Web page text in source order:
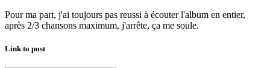
Pour ma part, j'ai toujours pas reussi à écouter l'album en entier,
après 2/3 chansons maximum, j'arrête, ça me soule.
Link to post